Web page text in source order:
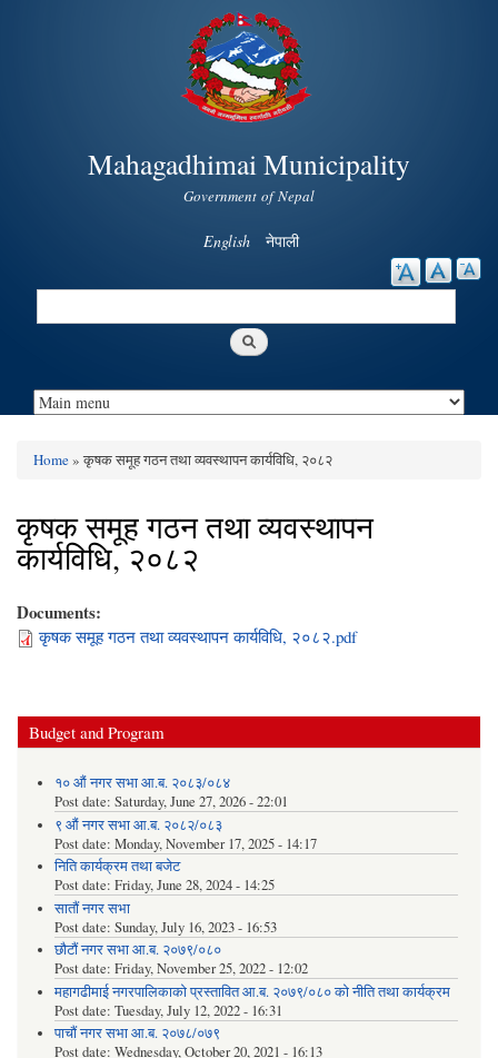
Skip to
main
content
Mahagadhimai Municipality
Government of Nepal
English नेपाली
Search
You are here
Home» कृषक समूह गठन तथा व्यवस्थापन कार्यविधि, २०८२
कृषक समूह गठन तथा व्यवस्थापन
कार्यविधि, २०८२
Documents:
कृषक समूह गठन तथा व्यवस्थापन कार्यविधि, २०८२.pdf
Budget and Program
१० औं नगर सभा आ.ब. २०८३/०८४
Post date: Saturday, June 27, 2026 - 22:01
९ औं नगर सभा आ.ब. २०८२/०८३
Post date: Monday, November 17, 2025 - 14:17
निति कार्यक्रम तथा बजेट
Post date: Friday, June 28, 2024 - 14:25
सातौं नगर सभा
Post date: Sunday, July 16, 2023 - 16:53
छौटौं नगर सभा आ.ब. २०७९/०८०
Post date: Friday, November 25, 2022 - 12:02
महागढीमाई नगरपालिकाको प्रस्तावित आ.ब. २०७९/०८० को नीति तथा कार्यक्रम
Post date: Tuesday, July 12, 2022 - 16:31
पाचौं नगर सभा आ.ब. २०७८/०७९
Post date: Wednesday, October 20, 2021 - 16:13